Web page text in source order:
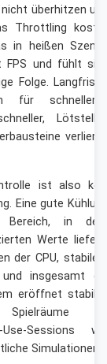
überhitzen
Throttling
in heißen
FPS und fühlt
Folge.
für
ist also
Eine gute
Bereich, in
Werte
der CPU,
und insgesamt
eröffnet
Spielräume
Sessions
Simulationen.